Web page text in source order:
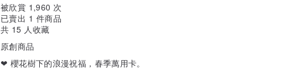
被欣賞 1,960 次
已賣出 1 件商品
共 15 人收藏
原創商品
❤ 櫻花樹下的浪漫祝福，春季萬用卡。